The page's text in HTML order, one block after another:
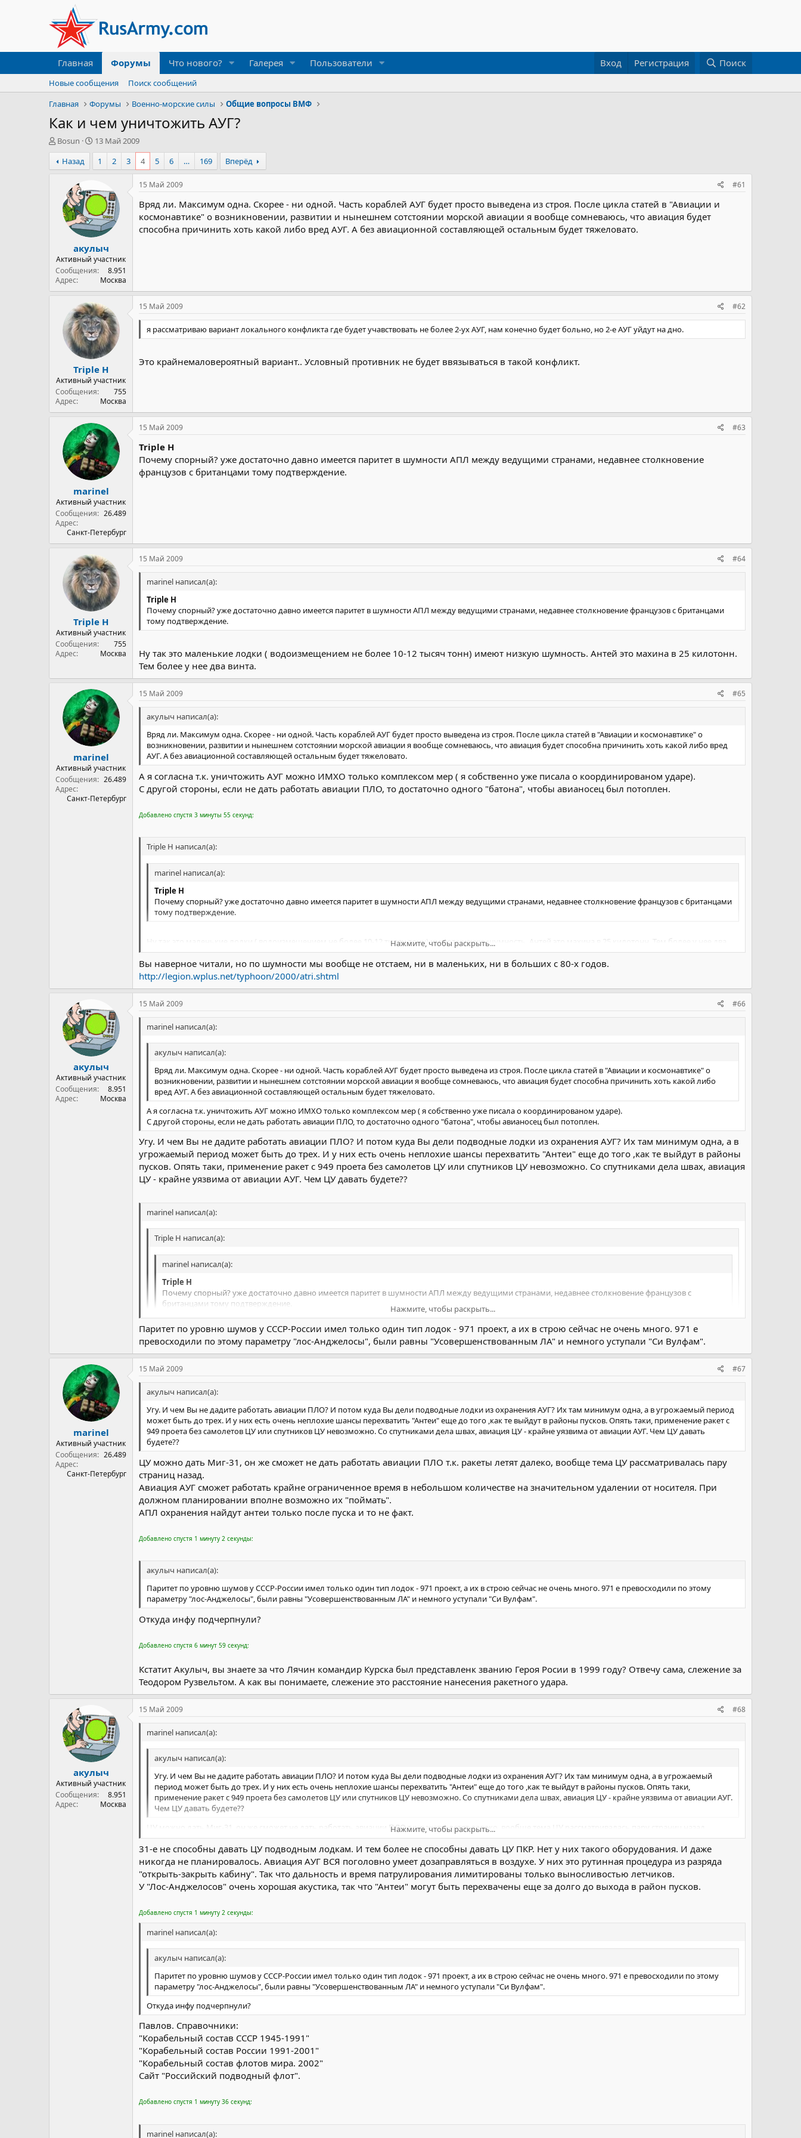
Главная Форумы Что нового? Галерея Пользователи Вход Регистрация Поиск
Новые сообщения
Поиск сообщений
Главная
Форумы Военно-морские силы Общие вопросы ВМФ
Как и чем уничтожить АУГ?
А
в
т
о
Bosun
Д
а
а
а
ч
а
л
а
13 Май 2009
Назад
1 2 3 4 5 6 … 169 Вперёд
акулыч
Активный участник
Сообщения
8.951
Адрес
Москва
15 Май 2009 #61
Вряд ли. Максимум одна. Скорее - ни одной. Часть кораблей АУГ будет просто выведена из строя. После цикла статей в "Авиации и
космонавтике" о возникновении, развитии и нынешнем сотстоянии морской авиации я вообще сомневаюсь, что авиация будет
способна причинить хоть какой либо вред АУГ. А без авиационной составляющей остальным будет тяжеловато.
Triple H
Активный участник
Сообщения
755
Адрес
Москва
15 Май 2009 #62
я рассматриваю вариант локального конфликта где будет учавствовать не более 2-ух АУГ, нам конечно будет больно, но 2-е АУГ уйдут на дно.
Это крайнемаловероятный вариант.. Условный противник не будет ввязываться в такой конфликт.
marinel
Активный участник
Сообщения
26.489
Адрес
Санкт-Петербург
15 Май 2009 #63
Triple H
Почему спорный? уже достаточно давно имеется паритет в шумности АПЛ между ведущими странами, недавнее столкновение
французов с британцами тому подтверждение.
Triple H
Активный участник
Сообщения
755
Адрес
Москва
15 Май 2009 #64
marinel написал(а):
Triple H
Почему спорный? уже достаточно давно имеется паритет в шумности АПЛ между ведущими странами, недавнее столкновение французов с британцами
тому подтверждение.
Ну так это маленькие лодки ( водоизмещением не более 10-12 тысяч тонн) имеют низкую шумность. Антей это махина в 25 килотонн.
Тем более у нее два винта.
marinel
Активный участник
Сообщения
26.489
Адрес
Санкт-Петербург
15 Май 2009 #65
акулыч написал(а):
Вряд ли. Максимум одна. Скорее - ни одной. Часть кораблей АУГ будет просто выведена из строя. После цикла статей в "Авиации и космонавтике" о
возникновении, развитии и нынешнем сотстоянии морской авиации я вообще сомневаюсь, что авиация будет способна причинить хоть какой либо вред
АУГ. А без авиационной составляющей остальным будет тяжеловато.
А я согласна т.к. уничтожить АУГ можно ИМХО только комплексом мер ( я собственно уже писала о координированом ударе).
С другой стороны, если не дать работать авиации ПЛО, то достаточно одного "батона", чтобы авианосец был потоплен.
Добавлено спустя 3 минуты 55 секунд:
Triple H написал(а):
marinel написал(а):
Triple H
Почему спорный? уже достаточно давно имеется паритет в шумности АПЛ между ведущими странами, недавнее столкновение французов с британцами
тому подтверждение.
Нажмите, чтобы раскрыть...
Ну так это маленькие лодки ( водоизмещением не более 10-12 тысяч тонн) имеют низкую шумность. Антей это махина в 25 килотонн. Тем более у нее два
винта.
Нажмите, чтобы раскрыть...
Вы наверное читали, но по шумности мы вообще не отстаем, ни в маленьких, ни в больших с 80-х годов.
http://legion.wplus.net/typhoon/2000/atri.shtml
акулыч
Активный участник
Сообщения
8.951
Адрес
Москва
15 Май 2009 #66
marinel написал(а):
акулыч написал(а):
Вряд ли. Максимум одна. Скорее - ни одной. Часть кораблей АУГ будет просто выведена из строя. После цикла статей в "Авиации и космонавтике" о
возникновении, развитии и нынешнем сотстоянии морской авиации я вообще сомневаюсь, что авиация будет способна причинить хоть какой либо
вред АУГ. А без авиационной составляющей остальным будет тяжеловато.
А я согласна т.к. уничтожить АУГ можно ИМХО только комплексом мер ( я собственно уже писала о координированом ударе).
С другой стороны, если не дать работать авиации ПЛО, то достаточно одного "батона", чтобы авианосец был потоплен.
Угу. И чем Вы не дадите работать авиации ПЛО? И потом куда Вы дели подводные лодки из охранения АУГ? Их там минимум одна, а в
угрожаемый период может быть до трех. И у них есть очень неплохие шансы перехватить "Антеи" еще до того ,как те выйдут в районы
пусков. Опять таки, применение ракет с 949 проета без самолетов ЦУ или спутников ЦУ невозможно. Со спутниками дела швах, авиация
ЦУ - крайне уязвима от авиации АУГ. Чем ЦУ давать будете??
marinel написал(а):
Triple H написал(а):
marinel написал(а):
Triple H
Почему спорный? уже достаточно давно имеется паритет в шумности АПЛ между ведущими странами, недавнее столкновение французов с
британцами тому подтверждение.
Нажмите, чтобы раскрыть...
Ну так это маленькие лодки ( водоизмещением не более 10-12 тысяч тонн) имеют низкую шумность. Антей это махина в 25 килотонн. Тем более у нее
два винта.
Нажмите, чтобы раскрыть...
Вы наверное читали, но по шумности мы вообще не отстаем, ни в маленьких, ни в больших с 80-х годов.
http://legion.wplus.net/typhoon/2000/atri.shtml
Нажмите, чтобы раскрыть...
Паритет по уровню шумов у СССР-России имел только один тип лодок - 971 проект, а их в строю сейчас не очень много. 971 е
превосходили по этому параметру "лос-Анджелосы", были равны "Усовершенствованным ЛА" и немного уступали "Си Вулфам".
marinel
Активный участник
Сообщения
26.489
Адрес
Санкт-Петербург
15 Май 2009 #67
акулыч написал(а):
Угу. И чем Вы не дадите работать авиации ПЛО? И потом куда Вы дели подводные лодки из охранения АУГ? Их там минимум одна, а в угрожаемый период
может быть до трех. И у них есть очень неплохие шансы перехватить "Антеи" еще до того ,как те выйдут в районы пусков. Опять таки, применение ракет с
949 проета без самолетов ЦУ или спутников ЦУ невозможно. Со спутниками дела швах, авиация ЦУ - крайне уязвима от авиации АУГ. Чем ЦУ давать
будете??
ЦУ можно дать Миг-31, он же сможет не дать работать авиации ПЛО т.к. ракеты летят далеко, вообще тема ЦУ рассматривалась пару
страниц назад.
Авиация АУГ сможет работать крайне ограниченное время в небольшом количестве на значительном удалении от носителя. При
должном планировании вполне возможно их "поймать".
АПЛ охранения найдут антеи только после пуска и то не факт.
Добавлено спустя 1 минуту 2 секунды:
акулыч написал(а):
Паритет по уровню шумов у СССР-России имел только один тип лодок - 971 проект, а их в строю сейчас не очень много. 971 е превосходили по этому
параметру "лос-Анджелосы", были равны "Усовершенствованным ЛА" и немного уступали "Си Вулфам".
Откуда инфу подчерпнули?
Добавлено спустя 6 минут 59 секунд:
Кстатит Акулыч, вы знаете за что Лячин командир Курска был представленк званию Героя Росии в 1999 году? Отвечу сама, слежение за
Теодором Рузвельтом. А как вы понимаете, слежение это расстояние нанесения ракетного удара.
акулыч
Активный участник
Сообщения
8.951
Адрес
Москва
15 Май 2009 #68
marinel написал(а):
акулыч написал(а):
Угу. И чем Вы не дадите работать авиации ПЛО? И потом куда Вы дели подводные лодки из охранения АУГ? Их там минимум одна, а в угрожаемый
период может быть до трех. И у них есть очень неплохие шансы перехватить "Антеи" еще до того ,как те выйдут в районы пусков. Опять таки,
применение ракет с 949 проета без самолетов ЦУ или спутников ЦУ невозможно. Со спутниками дела швах, авиация ЦУ - крайне уязвима от авиации АУГ.
Чем ЦУ давать будете??
Нажмите, чтобы раскрыть...
ЦУ можно дать Миг-31, он же сможет не дать работать авиации ПЛО т.к. ракеты летят далеко, вообще тема ЦУ рассматривалась пару страниц назад.
Авиация АУГ сможет работать крайне ограниченное время в небольшом количестве на значительном удалении от носителя. При должном планировании
вполне возможно их "поймать".
АПЛ охранения найдут антеи только после пуска и то не факт.
Нажмите, чтобы раскрыть...
31-е не способны давать ЦУ подводным лодкам. И тем более не способны давать ЦУ ПКР. Нет у них такого оборудования. И даже
никогда не планировалось. Авиация АУГ ВСЯ поголовно умеет дозаправляться в воздухе. У них это рутинная процедура из разряда
"открыть-закрыть кабину". Так что дальность и время патрулирования лимитированы только выносливостью летчиков.
У "Лос-Анджелосов" очень хорошая акустика, так что "Антеи" могут быть перехвачены еще за долго до выхода в район пусков.
Добавлено спустя 1 минуту 2 секунды:
marinel написал(а):
акулыч написал(а):
Паритет по уровню шумов у СССР-России имел только один тип лодок - 971 проект, а их в строю сейчас не очень много. 971 е превосходили по этому
параметру "лос-Анджелосы", были равны "Усовершенствованным ЛА" и немного уступали "Си Вулфам".
Откуда инфу подчерпнули?
Павлов. Справочники:
"Корабельный состав СССР 1945-1991"
"Корабельный состав России 1991-2001"
"Корабельный состав флотов мира. 2002"
Сайт "Российский подводный флот".
Добавлено спустя 1 минуту 36 секунд:
marinel написал(а):